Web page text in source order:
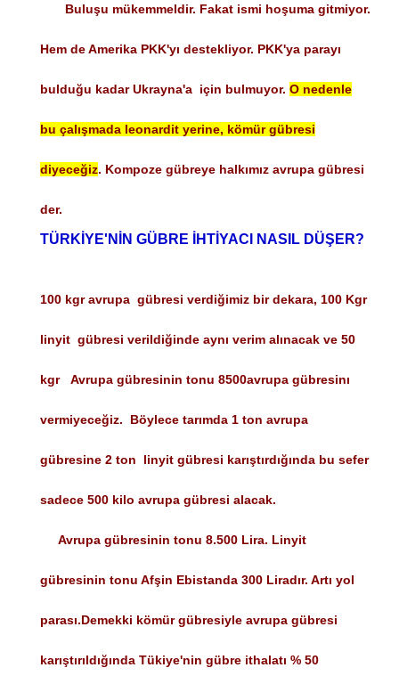
Buluşu mükemmeldir. Fakat ismi hoşuma gitmiyor.
Hem de Amerika PKK'yı destekliyor. PKK'ya parayı
bulduğu kadar Ukrayna'a için bulmuyor. O nedenle
bu çalışmada leonardit yerine, kömür gübresi
diyeceğiz. Kompoze gübreye halkımız avrupa gübresi
der.
TÜRKİYE'NİN GÜBRE İHTİYACI NASIL DÜŞER?
100 kgr avrupa gübresi verdiğimiz bir dekara, 100 Kgr
linyit gübresi verildiğinde aynı verim alınacak ve 50
kgr Avrupa gübresinin tonu 8500avrupa gübresinı
vermiyeceğiz. Böylece tarımda 1 ton avrupa
gübresine 2 ton linyit gübresi karıştırdığında bu sefer
sadece 500 kilo avrupa gübresi alacak.
Avrupa gübresinin tonu 8.500 Lira. Linyit
gübresinin tonu Afşin Ebistanda 300 Liradır. Artı yol
parası.Demekki kömür gübresiyle avrupa gübresi
karıştırıldığında Tükiye'nin gübre ithalatı % 50